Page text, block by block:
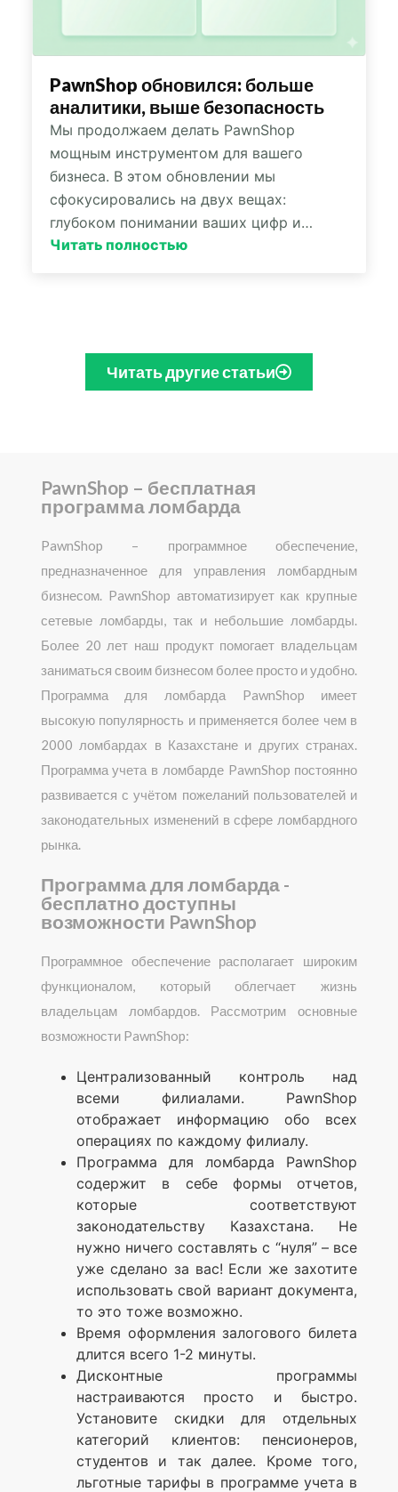
PawnShop обновился: больше
аналитики, выше безопасность
Мы продолжаем делать PawnShop
мощным инструментом для вашего
бизнеса. В этом обновлении мы
сфокусировались на двух вещах:
глубоком понимании ваших цифр и…
Читать полностью
Читать другие статьи
PawnShop – бесплатная
программа ломбарда
PawnShop – программное обеспечение,
предназначенное для управления ломбардным
бизнесом. PawnShop автоматизирует как крупные
сетевые ломбарды, так и небольшие ломбарды.
Более 20 лет наш продукт помогает владельцам
заниматься своим бизнесом более просто и удобно.
Программа для ломбарда PawnShop имеет
высокую популярность и применяется более чем в
2000 ломбардах в Казахстане и других странах.
Программа учета в ломбарде PawnShop постоянно
развивается с учётом пожеланий пользователей и
законодательных изменений в сфере ломбардного
рынка.
Программа для ломбарда -
бесплатно доступны
возможности PawnShop
Программное обеспечение располагает широким
функционалом, который облегчает жизнь
владельцам ломбардов. Рассмотрим основные
возможности PawnShop:
Централизованный контроль над
всеми филиалами. PawnShop
отображает информацию обо всех
операциях по каждому филиалу.
Программа для ломбарда PawnShop
содержит в себе формы отчетов,
которые соответствуют
законодательству Казахстана. Не
нужно ничего составлять с “нуля” – все
уже сделано за вас! Если же захотите
использовать свой вариант документа,
то это тоже возможно.
Время оформления залогового билета
длится всего 1-2 минуты.
Дисконтные программы
настраиваются просто и быстро.
Установите скидки для отдельных
категорий клиентов: пенсионеров,
студентов и так далее. Кроме того,
льготные тарифы в программе учета в